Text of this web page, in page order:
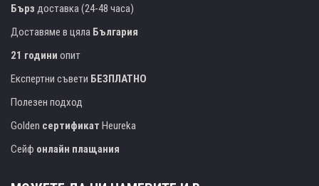
Бърз доставка (24-48 часа)
Доставяме в цяла България
21 години опит
Експертни съвети БЕЗПЛАТНО
Полезен подход
Golden сертификат Heureka
Сейф онлайн плащания